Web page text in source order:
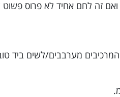
זה לחם אחיד לא פרוס
מערבבים/לשים ביד